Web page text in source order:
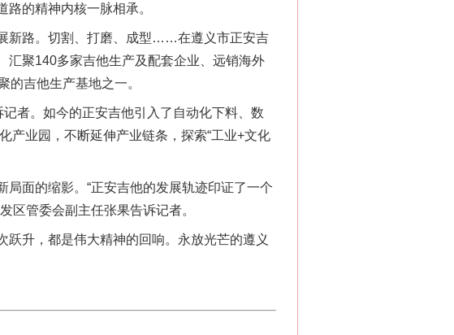
的精神内核一脉相承。
新路。切割、打磨、成型……在遵义市正安吉
汇聚140多家吉他生产及配套企业、远销海外
吉他生产基地之一。
者。如今的正安吉他引入了自动化下料、数
产业园，不断延伸产业链条，探索“工业+文化
面的缩影。“正安吉他的发展轨迹印证了一个
区管委会副主任张果告诉记者。
升，都是伟大精神的回响。永放光芒的遵义
新中国诞生的见证